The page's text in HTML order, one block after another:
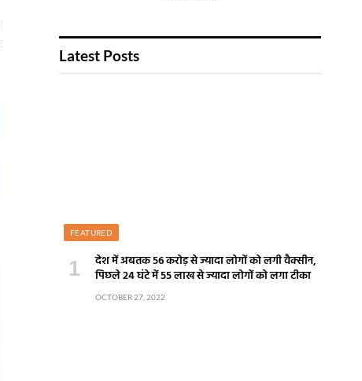
Latest Posts
FEATURED
देश में अबतक 56 करोड़ से ज्यादा लोगों को लगी वैक्सीन,
पिछले 24 घंटे में 55 लाख से ज्यादा लोगों को लगा टीका
OCTOBER 27, 2022